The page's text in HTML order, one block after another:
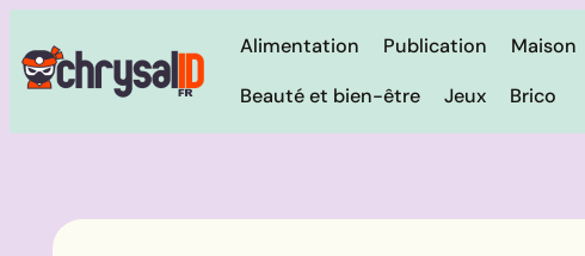
Alimentation Publication Maison
Beauté et bien-être
Jeux Brico